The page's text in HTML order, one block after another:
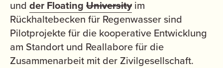
und der Floating Universityim
Rückhaltebecken für Regenwasser sind
Pilotprojekte für die kooperative Entwicklung
am Standort und Reallabore für die
Zusammenarbeit mit der Zivilgesellschaft.